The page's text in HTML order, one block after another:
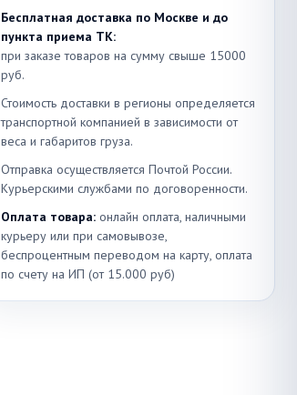
Бесплатная доставка по Москве и до
пункта приема ТК:
при заказе товаров на сумму свыше 15000
руб.
Стоимость доставки в регионы определяется
транспортной компанией в зависимости от
веса и габаритов груза.
Отправка осуществляется Почтой России.
Курьерскими службами по договоренности.
Оплата товара: онлайн оплата, наличными
курьеру или при самовывозе,
беспроцентным переводом на карту, оплата
по счету на ИП (от 15.000 руб)